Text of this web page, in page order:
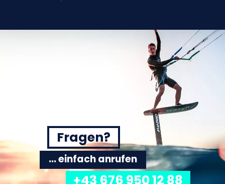
Fragen?
... einfach anrufen
+43 676 950 12 88